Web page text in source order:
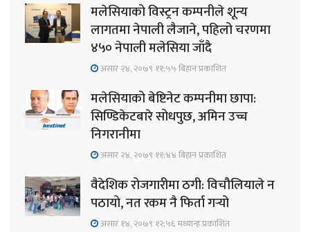
मलेसियाको विस्ट्रन कम्पनीले शून्य
लागतमा नेपाली लैजाने, पहिलो चरणमा
४५० नेपाली मलेसिया जाँदै
असार २४, २०७९ ११;५५ बिहान प्रकाशित
मलेसियाको बेष्टिनेट कम्पनीमा छापा:
सिण्डिकेटबारे सोधपुछ, अमिन उच्च
निगरानीमा
असार २४, २०७९ ११;४४ बिहान प्रकाशित
वैदेशिक रोजगारीमा ठगी: विचौलियाले न
पठायो, नत रकम नै फिर्ता गर्‍यो
असार १४, २०७९ १२;५६ मध्यान्ह प्रकाशित